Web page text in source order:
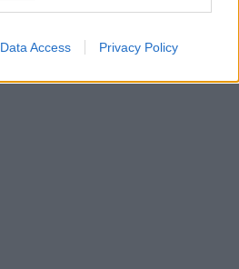
Data Access Privacy Policy